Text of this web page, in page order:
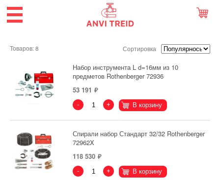
Товаров: 8 Сортировка
Набор инструмента L d=16мм из 10
предметов Rothenberger 72936
53 191
- + В корзину
Спирали набор Стандарт 32/32 Rothenberger
72962X
118 530
- + В корзину